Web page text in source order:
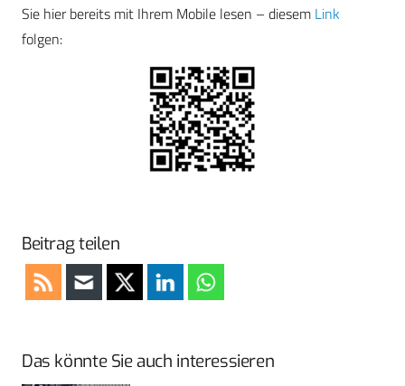
Sie hier bereits mit Ihrem Mobile lesen – diesem Link
folgen:
Beitrag teilen
Das könnte Sie auch interessieren